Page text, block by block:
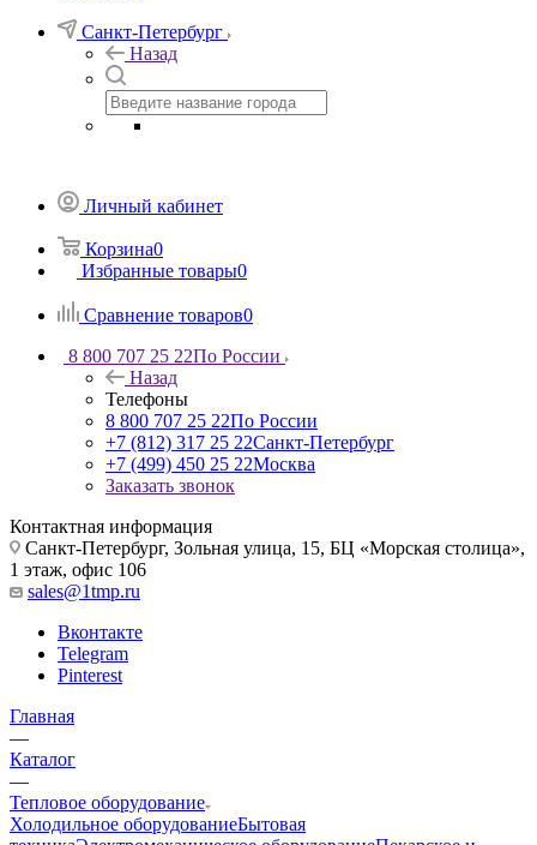
Санкт-Петербург
Назад
Личный кабинет
Корзина0
Избранные товары0
Сравнение товаров0
8 800 707 25 22По России
Назад
Телефоны
8 800 707 25 22По России
+7 (812) 317 25 22Санкт-Петербург
+7 (499) 450 25 22Москва
Заказать звонок
Контактная информация
Санкт-Петербург, Зольная улица, 15, БЦ «Морская столица»,
1 этаж, офис 106
sales@1tmp.ru
Вконтакте
Telegram
Pinterest
Главная
—
Каталог
—
Тепловое оборудование
Холодильное оборудованиеБытовая